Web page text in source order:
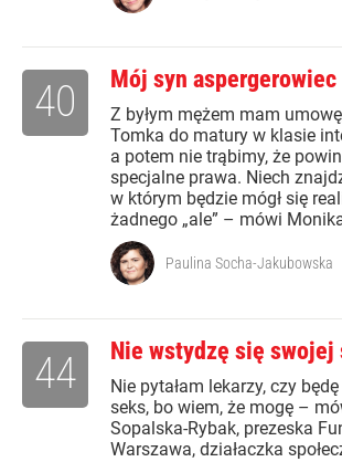
Mój syn aspergerowiec
Z byłym mężem mam
Tomka do matury w klasie
a potem nie trąbimy, że
specjalne prawa. Niech
w którym będzie mógł się
żadnego „ale” – mówi
40
Paulina Socha-Jakubowska
Nie wstydzę się swojej
Nie pytałam lekarzy, czy
seks, bo wiem, że mogę –
Sopalska-Rybak, prezeska
Warszawa, działaczka
44